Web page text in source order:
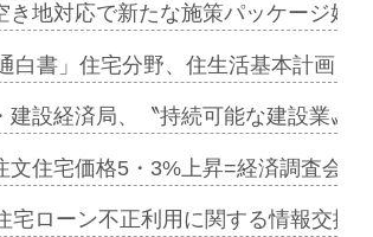
き地対応で新たな施策パッケージ始
白書」住宅分野、住生活基本計画
建設経済局、〝持続可能な建設業〟
文住宅価格5・3%上昇=経済調査会
宅ローン不正利用に関する情報交換